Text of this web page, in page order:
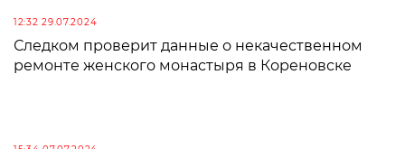
12:32 29.07.2024
Следком проверит данные о некачественном
ремонте женского монастыря в Кореновске